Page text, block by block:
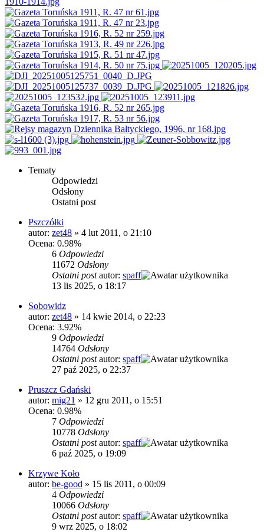
Tematy
Odpowiedzi
Odsłony
Ostatni post
Pszczółki
autor: zet48 » 4 lut 2011, o 21:10
Ocena: 0.98%
6 Odpowiedzi
11672 Odsłony
Ostatni postautor: spaff
13 lis 2025, o 18:17
Sobowidz
autor: zet48 » 14 kwie 2014, o 22:23
Ocena: 3.92%
9 Odpowiedzi
14764 Odsłony
Ostatni postautor: spaff
27 paź 2025, o 22:37
Pruszcz Gdański
autor: mig21 » 12 gru 2011, o 15:51
Ocena: 0.98%
7 Odpowiedzi
10778 Odsłony
Ostatni postautor: spaff
6 paź 2025, o 19:09
Krzywe Koło
autor: be-good » 15 lis 2011, o 00:09
4 Odpowiedzi
10066 Odsłony
Ostatni postautor: spaff
9 wrz 2025, o 18:02